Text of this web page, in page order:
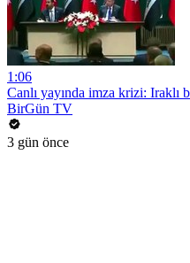
1:06
Canlı yayında imza krizi: Iraklı
BirGün TV
3 gün önce